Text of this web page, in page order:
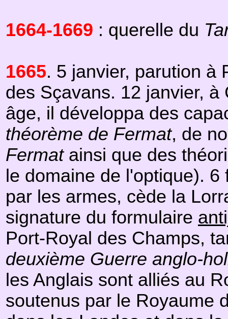
1664-1669 : querelle du
1665. 5 janvier, parution à
des Sçavans. 12 janvier,
âge, il développa des
théorème de Fermat, de
Fermatainsi que des
le domaine de l'optique).
par les armes, cède la
signature du formulaire
Port-Royal des Champs,
deuxième Guerre anglo-
les Anglais sont alliés au
soutenus par le Royaume